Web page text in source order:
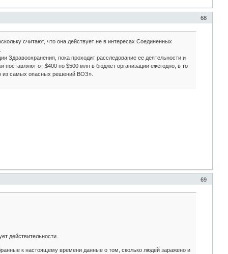
68
считают, что она действует не в интересах Соединенных
Здравоохранения, пока проходит расследование ее деятельности и
от $400 по $500 млн в бюджет организации ежегодно, в то
из самых опасных решений ВОЗ».
69
действительности.
к настоящему времени данные о том, сколько людей заражено и